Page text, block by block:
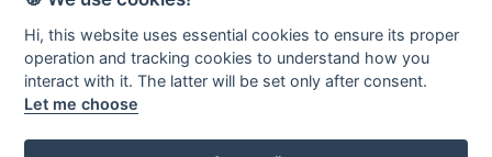
Hi, this website uses essential cookies to ensure its proper
operation and tracking cookies to understand how you
interact with it. The latter will be set only after consent.
Let me choose